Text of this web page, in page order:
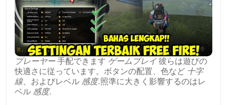
プレーヤー手配できます ゲームプレイ 彼らは遊びの
快適さに従っています。ボタンの配置、色など 十字
線、およびレベル 感度.照準に大きく影響するのはレ
ベル 感度.